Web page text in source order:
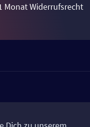
Monat Widerrufsrecht